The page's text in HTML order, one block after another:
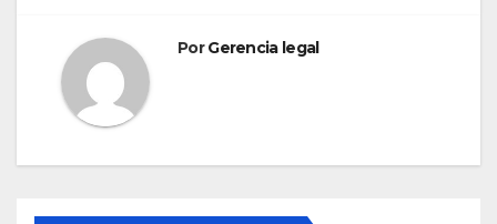
PorGerencia legal